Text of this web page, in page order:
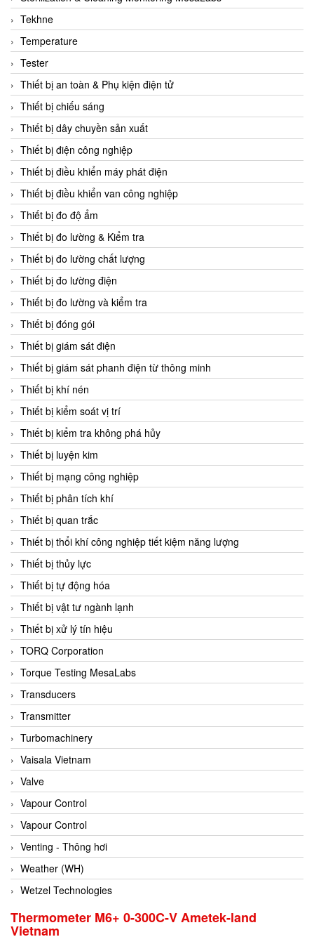
CCS
CD Automation
CEAG Sicherheitst
CEIA Vietnam
Celduc Vietnam
Cemb
Centec GmbH
CEQUBE
CHAUVIN ARNOUX
Checkline
Chino
Chiyoda Seiki
Chiyoda-Tsusho
Chongqing Huaneng
Chromalox
ChuanYi
CIC
Clage
Clake Fololo
Clark Cooper
CMC Ventilazione
Coax Valves Inc
Codel
Cofimco
Coltraco
Comat Releco
Comax
COMETECH VietNam
COMFILE Technology
Conch
Conductix/ WAMPFLER
Contrec
Contrinex
Control Solution Minesota
Copeland
Cortem
Cosa Xentaur
Cosil
Coulton
Crouzet
Crowcon
Crutec Dust Zero Vietnam
Crydom
Tekhne
Temperature
Tester
Thiết bị an toàn & Phụ kiện điện tử
Thiết bị chiếu sáng
Thiết bị dây chuyền sản xuất
Thiết bị điện công nghiệp
Thiết bị điều khiển máy phát điện
Thiết bị điều khiển van công nghiệp
Thiết bị đo độ ẩm
Thiết bị đo lường & Kiểm tra
Thiết bị đo lường chất lượng
Thiết bị đo lường điện
Thiết bị đo lường và kiểm tra
Thiết bị đóng gói
Thiết bị giám sát điện
Thiết bị giám sát phanh điện từ thông minh
Thiết bị khí nén
Thiết bị kiểm soát vị trí
Thiết bị kiểm tra không phá hủy
Thiết bị luyện kim
Thiết bị mạng công nghiệp
Thiết bị phân tích khí
Thiết bị quan trắc
Thiết bị thổi khí công nghiệp tiết kiệm năng lượng
Thiết bị thủy lực
Thiết bị tự động hóa
Thiết bị vật tư ngành lạnh
Thiết bị xử lý tín hiệu
TORQ Corporation
Torque Testing MesaLabs
Transducers
Transmitter
Turbomachinery
Vaisala Vietnam
Valve
Vapour Control
Vapour Control
Venting - Thông hơi
Weather (WH)
Wetzel Technologies
Thermometer M6+ 0-300C-V Ametek-land
Vietnam